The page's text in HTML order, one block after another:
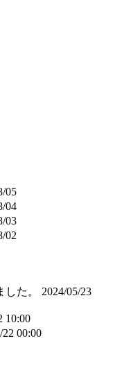
05
04
03
02
た。
2024/05/23
10:00
22 00:00